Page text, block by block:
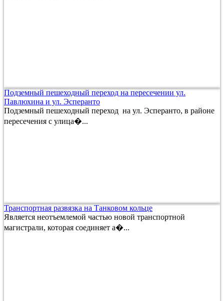
Подземный пешеходный переход на пересечении ул.
Павлюхина и ул. Эсперанто
Подземный пешеходный переход на ул. Эсперанто, в районе
пересечения с улица�...
Транспортная развязка на Танковом кольце
Является неотъемлемой частью новой транспортной
магистрали, которая соединяет а�...